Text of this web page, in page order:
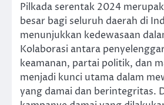
Pilkada serentak 2024
besar bagi seluruh daerah di
menunjukkan kedewasaan
Kolaborasi antara
keamanan, partai politik, dan
menjadi kunci utama dalam
yang damai dan berintegritas.